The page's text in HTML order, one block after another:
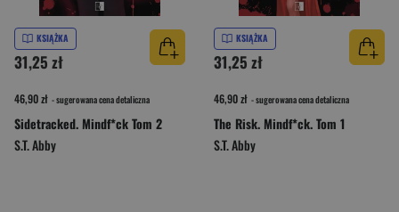
KSIĄŻKA
31,25 zł
46,90 zł - sugerowana cena detaliczna
Sidetracked. Mindf*ck Tom 2
S.T. Abby
KSIĄŻKA
31,25 zł
46,90 zł - sugerowana cena detaliczna
The Risk. Mindf*ck. Tom 1
S.T. Abby